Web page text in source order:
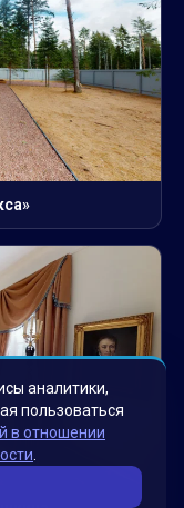
аналитики,
пользоваться
в отношении